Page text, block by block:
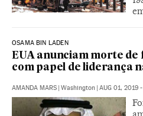
OSAMA BIN LADEN
EUA anunciam morte de
com papel de liderança
AMANDA MARS Washington AUG 01, 2019